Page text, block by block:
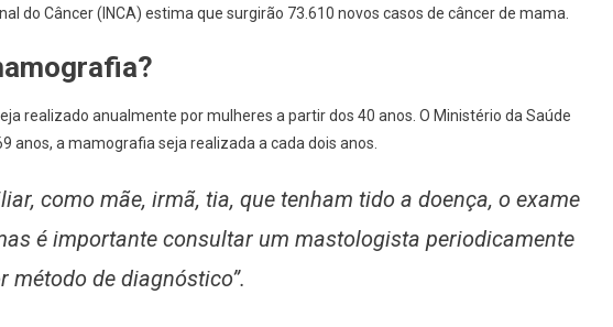
do Câncer (INCA) estima que surgirão 73.610 novos casos de câncer de mama.
realizado anualmente por mulheres a partir dos 40 anos. O Ministério da Saúde
anos, a mamografia seja realizada a cada dois anos.
como mãe, irmã, tia, que tenham tido a doença, o exame
é importante consultar um mastologista periodicamente
método de diagnóstico”.